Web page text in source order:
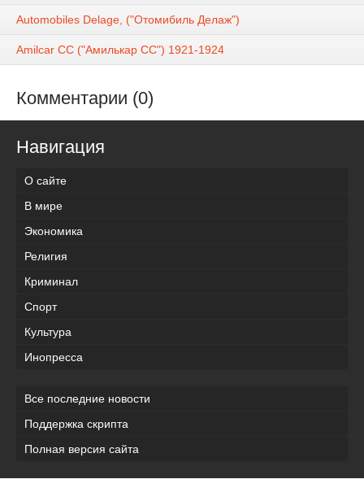
Automobiles Delage, ("Отомибиль Делаж")
Amilcar CC ("Амилькар СС") 1921-1924
Комментарии (0)
Навигация
О сайте
В мире
Экономика
Религия
Криминал
Спорт
Культура
Инопресса
Все последние новости
Поддержка скрипта
Полная версия сайта